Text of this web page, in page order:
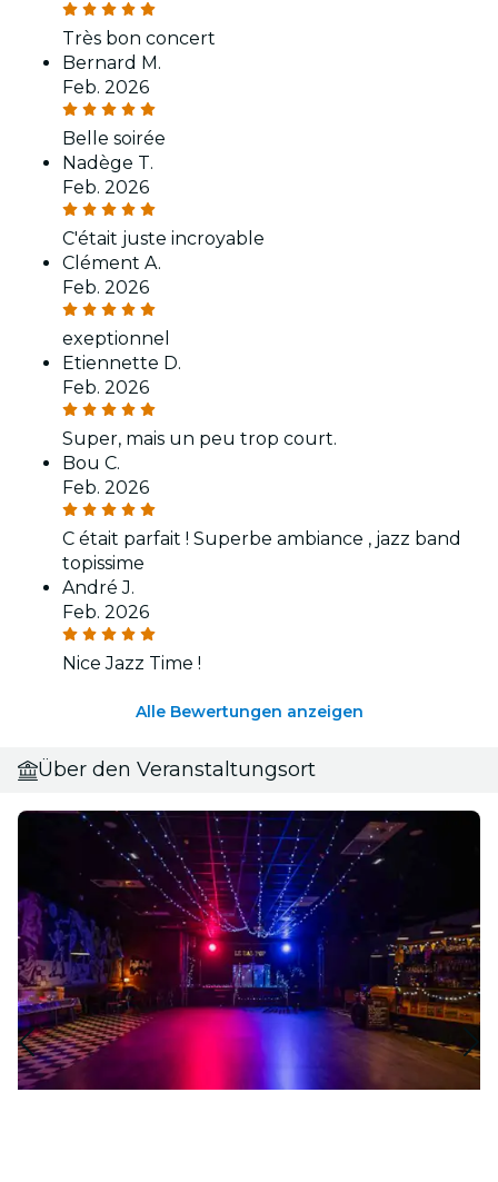
Très bon concert
Bernard M.
Feb. 2026
Belle soirée
Nadège T.
Feb. 2026
C'était juste incroyable
Clément A.
Feb. 2026
exeptionnel
Etiennette D.
Feb. 2026
Super, mais un peu trop court.
Bou C.
Feb. 2026
C était parfait ! Superbe ambiance , jazz band
topissime
André J.
Feb. 2026
Nice Jazz Time !
Alle Bewertungen anzeigen
Über den Veranstaltungsort